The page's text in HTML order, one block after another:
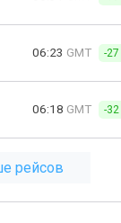
06:23 GMT -
06:18 GMT -
рейсов